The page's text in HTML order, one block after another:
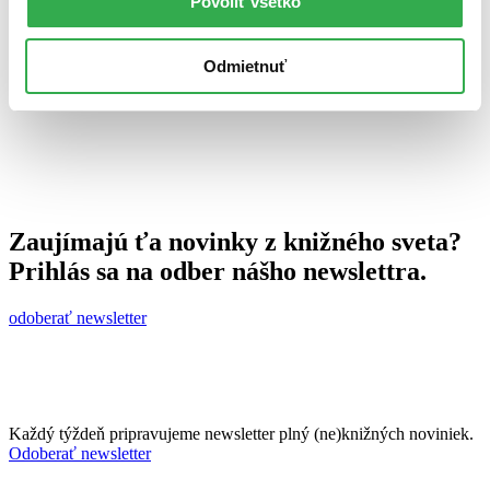
Odmietnuť
Zaujímajú ťa novinky z knižného sveta?
Prihlás sa na odber nášho newslettra.
odoberať newsletter
Každý týždeň pripravujeme newsletter plný (ne)knižných noviniek.
Odoberať newsletter